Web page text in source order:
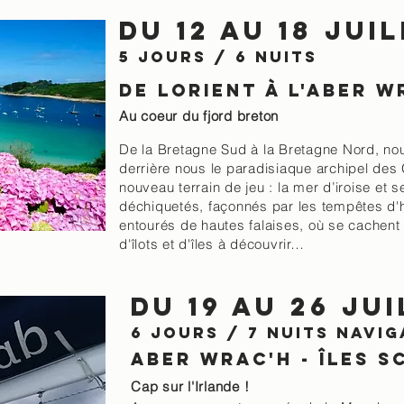
Du 12 au 18
5 jours / 6 nuits
de lorient à l'aber
Au coeur du fjord breton
De la Bretagne Sud à la Bretagne Nord,
derrière nous le paradisiaque archipel des
nouveau terrain de jeu : la mer d’iroise et
déchiquetés, façonnés par les tempêtes
entourés de hautes falaises, où se
d'îlots et d'îles à découvrir…
Du 19 au 26
6 jours / 7 nuits
aber wrac'h - îles
Cap sur l'Irlande !